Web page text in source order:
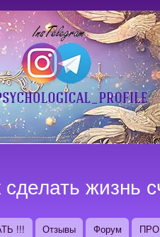
жизнь
!!! Отзывы Форум